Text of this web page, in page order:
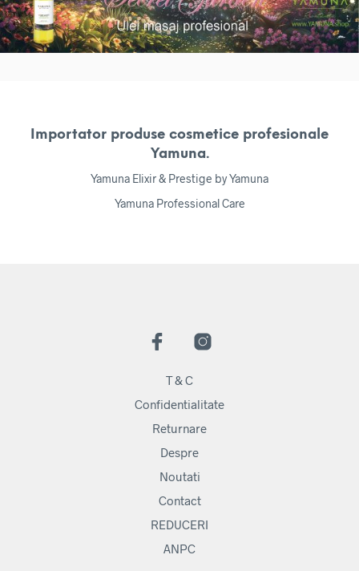
Importator produse cosmetice profesionale
Yamuna.
Yamuna Elixir & Prestige by Yamuna
Yamuna Professional Care
T & C
Confidentialitate
Returnare
Despre
Noutati
Contact
REDUCERI
ANPC